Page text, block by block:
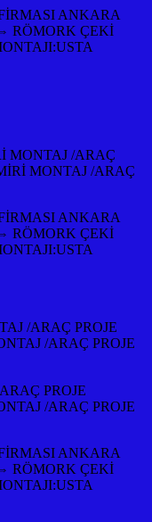
ANKARA
RÖMORK ÇEKİ
MONTAJ /ARAÇ
MONTAJ /ARAÇ
ANKARA
RÖMORK ÇEKİ
/ARAÇ PROJE
/ARAÇ PROJE
PROJE
/ARAÇ PROJE
ANKARA
RÖMORK ÇEKİ